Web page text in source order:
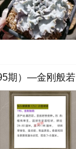
期）—金刚般若